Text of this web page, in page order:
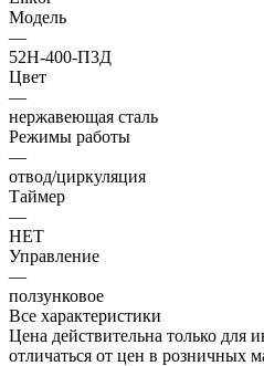
Модель
—
52Н-400-П3Д
Цвет
—
нержавеющая сталь
Режимы работы
—
отвод/циркуляция
Таймер
—
НЕТ
Управление
—
ползунковое
Все характеристики
Цена действительна только для
отличаться от цен в розничных